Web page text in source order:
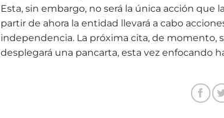
Esta, sin embargo, no será la única acción que
partir de ahora la entidad llevará a cabo
independencia. La próxima cita, de momento,
desplegará una pancarta, esta vez enfocando